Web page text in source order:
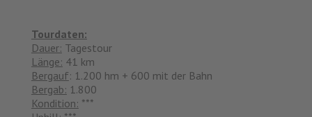
Tourdaten:
Dauer: Tagestour
Länge: 41 km
Bergauf: 1.200 hm + 600 mit der Bahn
Bergab: 1.800
Kondition: ***